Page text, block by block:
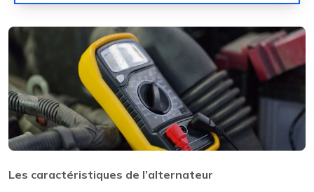
Les caractéristiques de l’alternateur